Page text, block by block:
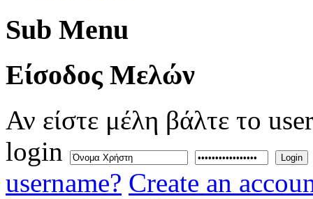
Sub Menu
Eίσοδος Μελών
Αν είστε μέλη βάλτε το
login
Login
username? Create an